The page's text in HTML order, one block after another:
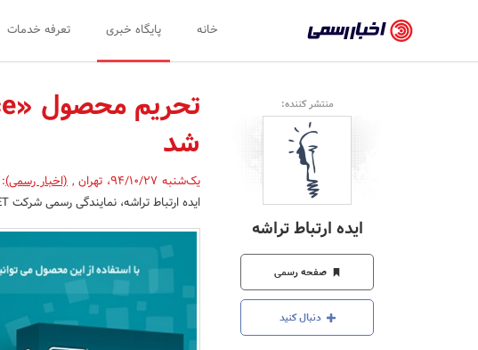
رسمی
-
اخبار
تایید
شرکت‌ها،
سازمان‌ها
و
روابط
عمومی‌ها
خانه پایگاه خبری تعرفه خدمات
منتشر کننده:
ایده ارتباط تراشه
صفحه رسمی
دنبال کنید
شد
یک‌شنبه 94/10/27 ، تهران ,(اخبار رسمی):
ایده ارتباط تراشه، نمایندگی رسمی شرکت ESET در ایران عرضه می‌شود.